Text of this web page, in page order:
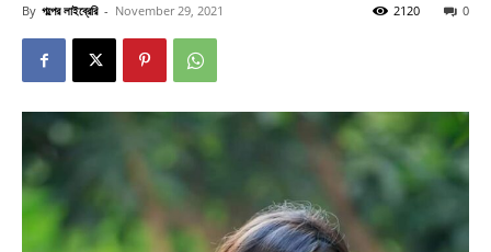
By গল্পের লাইব্রেরি - November 29, 2021 0
2120